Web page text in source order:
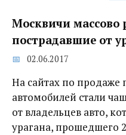
Москвичи массово
пострадавшие от
02.06.2017
На сайтах по
автомобилей стали
от владельцев авто,
урагана, прошедшего